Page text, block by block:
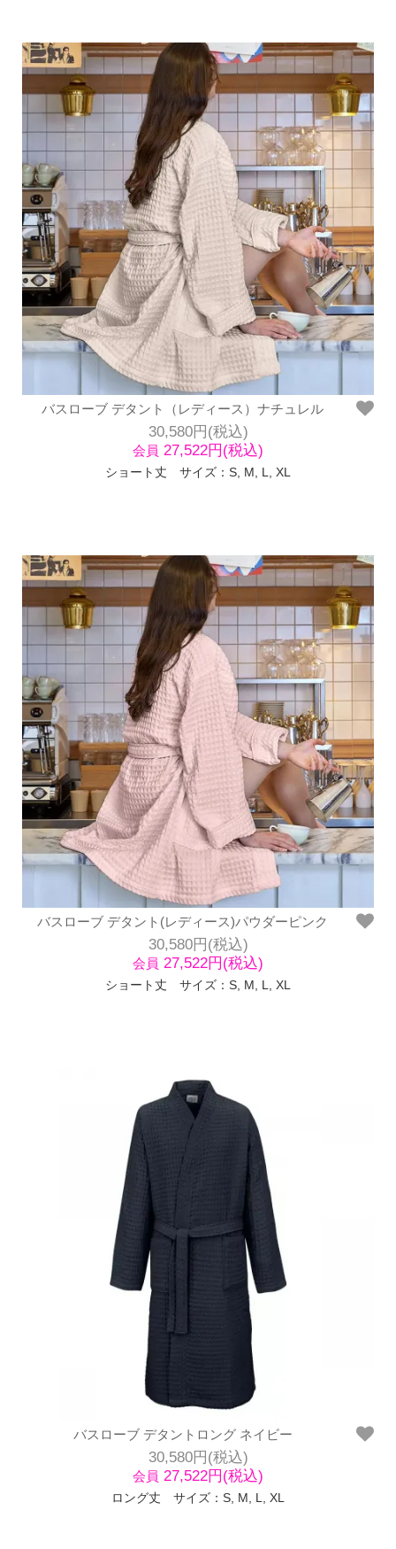
バスローブ デタント（レディース）ナチュレル
30,580円(税込)
会員 27,522円(税込)
ショート丈 サイズ：S, M, L, XL
バスローブ デタント(レディース)パウダーピンク
30,580円(税込)
会員 27,522円(税込)
ショート丈 サイズ：S, M, L, XL
バスローブ デタントロング ネイビー
30,580円(税込)
会員 27,522円(税込)
ロング丈 サイズ：S, M, L, XL